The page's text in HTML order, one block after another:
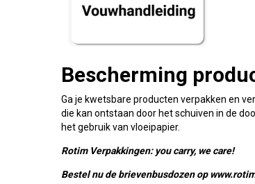
Bescherming
Ga je kwetsbare producten verpakken en
die kan ontstaan door het schuiven in de
het gebruik van vloeipapier.
Rotim Verpakkingen: you carry, we care!
Bestel nu de brievenbusdozen op